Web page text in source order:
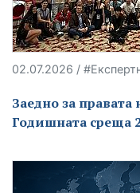
02.07.2026 /
Заедно за правата
Годишната среща